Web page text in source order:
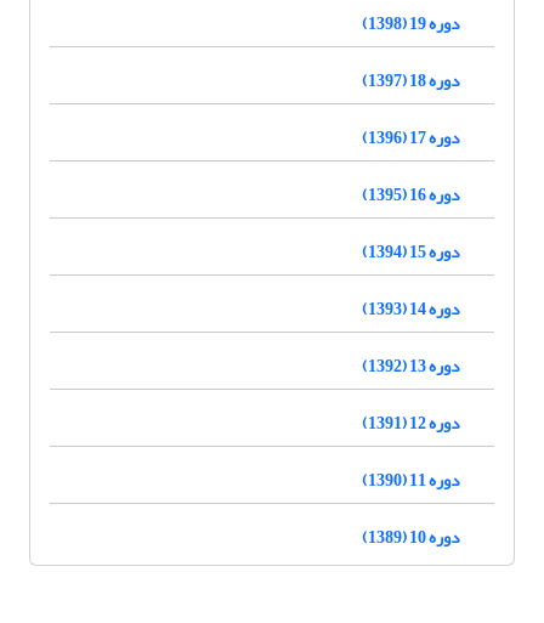
دوره 19 (1398)
دوره 18 (1397)
دوره 17 (1396)
دوره 16 (1395)
دوره 15 (1394)
دوره 14 (1393)
دوره 13 (1392)
دوره 12 (1391)
دوره 11 (1390)
دوره 10 (1389)